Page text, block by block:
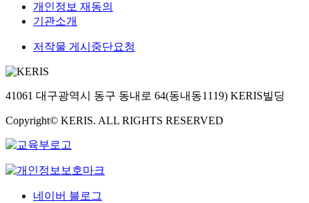
개인정보 재동의
기관소개
저작물 게시중단요청
41061 대구광역시 동구 동내로 64(동내동1119) KERIS빌딩
Copyright© KERIS. ALL RIGHTS RESERVED
네이버 블로그